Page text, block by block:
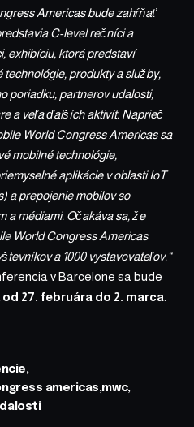
Americas bude zahŕňať
C-level rečníci a
exhibíciu, ktorá predstaví
technológie, produkty a služby,
poriadku, partnerov udalosti,
a veľa ďalších aktivít. Naprieč
World Congress Americas sa
mobilné technológie,
aplikácie v oblasti IoT
a prepojenie mobilov so
a médiami. Očakáva sa, že
World Congress Americas
a 1000 vystavovateľov.“
v Barcelone sa bude
od 27. februára do 2. marca
americas mwc